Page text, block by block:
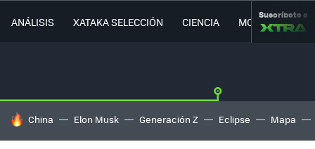
ANÁLISIS XATAKA SELECCIÓN CIENCIA MOVILIDAD
Suscríbete a
HOY SE HABLA DE
China Elon Musk Generación Z Eclipse Mapa